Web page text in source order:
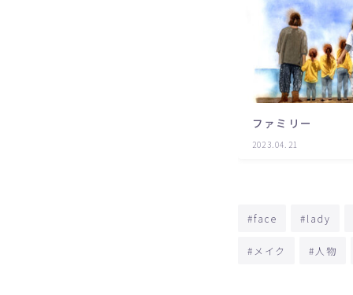
ファミリー
2023.04.21
#face #lady
#メイク #人物